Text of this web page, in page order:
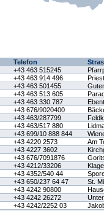
Telefon
+43 463 515245
+43 463 914 496
+43 463 501455
+43 463 513 605
+43 463 330 787
+43 676/9020400
+43 463/287799
+43 463/517 880
+43 699/10 888 844
+43 4220 2573 Am
+43 4227 3602
+43 676/7091876
+43 4212/33206
+43 4352/540 44
+43 650/237 64 47 St.
+43 4242 90800
+43 4242 26272
+43 4242/2252 03